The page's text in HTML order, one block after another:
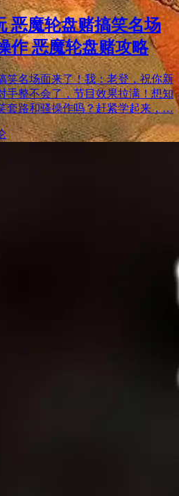
恶魔轮盘赌搞笑名场
作 恶魔轮盘赌攻略
笑名场面来了！我：老登，祝你新
手整不会了，节目效果拉满！想知
套路和骚操作吗？赶紧学起来，…